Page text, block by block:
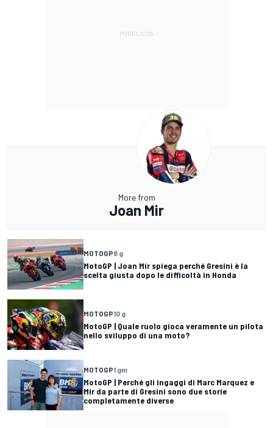
More from
Joan Mir
MOTOGP8 g
MotoGP | Joan Mir spiega perché Gresini è la
scelta giusta dopo le difficoltà in Honda
MOTOGP10 g
MotoGP | Quale ruolo gioca veramente un pilota
nello sviluppo di una moto?
MOTOGP1 gm
MotoGP | Perché gli ingaggi di Marc Marquez e
Mir da parte di Gresini sono due storie
completamente diverse